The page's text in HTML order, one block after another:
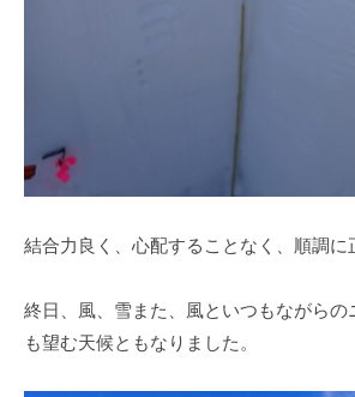
結合力良く、心配することなく、順調に
終日、風、雪また、風といつもながらの
も望む天候ともなりました。